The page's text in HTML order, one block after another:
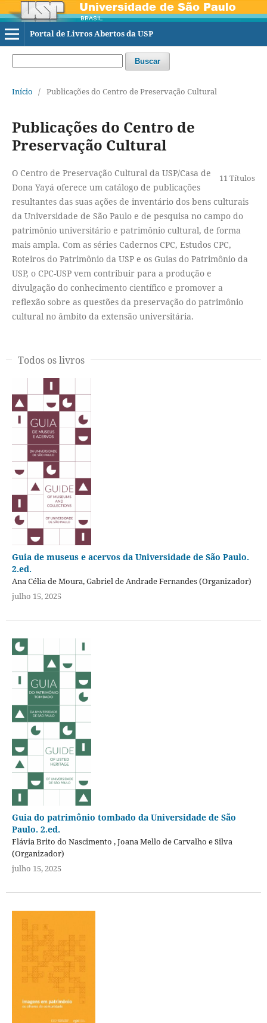
Portal de Livros Abertos da USP
Buscar
Início / Publicações do Centro de Preservação Cultural
Publicações do Centro de
Preservação Cultural
11 Títulos
O Centro de Preservação Cultural da USP/Casa de
Dona Yayá oferece um catálogo de publicações
resultantes das suas ações de inventário dos bens culturais
da Universidade de São Paulo e de pesquisa no campo do
patrimônio universitário e patrimônio cultural, de forma
mais ampla. Com as séries Cadernos CPC, Estudos CPC,
Roteiros do Patrimônio da USP e os Guias do Patrimônio da
USP, o CPC-USP vem contribuir para a produção e
divulgação do conhecimento científico e promover a
reflexão sobre as questões da preservação do patrimônio
cultural no âmbito da extensão universitária.
Todos os livros
Guia de museus e acervos da Universidade de São Paulo.
2.ed.
Ana Célia de Moura, Gabriel de Andrade Fernandes (Organizador)
julho 15, 2025
Guia do patrimônio tombado da Universidade de São
Paulo. 2.ed.
Flávia Brito do Nascimento , Joana Mello de Carvalho e Silva
(Organizador)
julho 15, 2025